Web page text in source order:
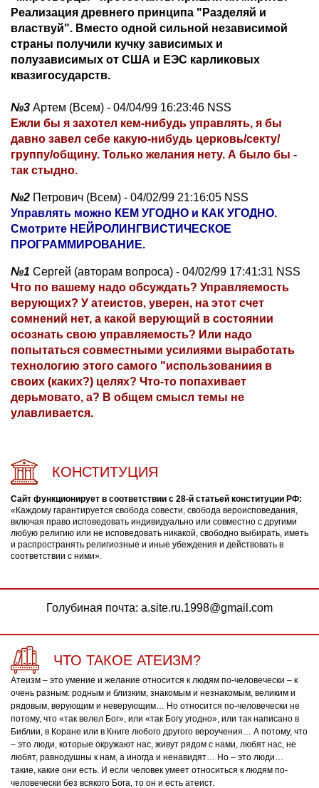
Реализация древнего принципа "Разделяй и
властвуй". Вместо одной сильной независимой
страны получили кучку зависимых и
полузависимых от США и ЕЭС карликовых
квазигосударств.
№3 Артем (Всем) - 04/04/99 16:23:46 NSS
Ежли бы я захотел кем-нибудь управлять, я бы
давно завел себе какую-нибудь церковь/секту/
группу/общину. Только желания нету. А было бы -
так стыдно.
№2 Петрович (Всем) - 04/02/99 21:16:05 NSS
Управлять можно КЕМ УГОДНО и КАК УГОДНО.
Смотрите НЕЙРОЛИНГВИСТИЧЕСКОЕ
ПРОГРАММИРОВАНИЕ.
№1 Сергей (авторам вопроса) - 04/02/99 17:41:31 NSS
Что по вашему надо обсуждать? Управляемость
верующих? У атеистов, уверен, на этот счет
сомнений нет, а какой верующий в состоянии
осознать свою управляемость? Или надо
попытаться совместными усилиями выработать
технологию этого самого "использованиия в
своих (каких?) целях? Что-то попахивает
дерьмовато, а? В общем смысл темы не
улавливается.
КОНСТИТУЦИЯ
Сайт функционирует в соответствии с 28-й статьей конституции РФ:
«Каждому гарантируется свобода совести, свобода вероисповедания,
включая право исповедовать индивидуально или совместно с другими
любую религию или не исповедовать никакой, свободно выбирать, иметь
и распространять религиозные и иные убеждения и действовать в
соответствии с ними».
Голубиная почта: a.site.ru.1998@gmail.com
ЧТО ТАКОЕ АТЕИЗМ?
Атеизм – это умение и желание относится к людям по-человечески – к
очень разным: родным и близким, знакомым и незнакомым, великим и
рядовым, верующим и неверующим… Но относится по-человечески не
потому, что «так велел Бог», или «так Богу угодно», или так написано в
Библии, в Коране или в Книге любого другого вероучения… А потому, что
– это люди, которые окружают нас, живут рядом с нами, любят нас, не
любят, равнодушны к нам, а иногда и ненавидят… Но – это люди…
такие, какие они есть. И если человек умеет относиться к людям по-
человечески без всякого Бога, то он и есть атеист.